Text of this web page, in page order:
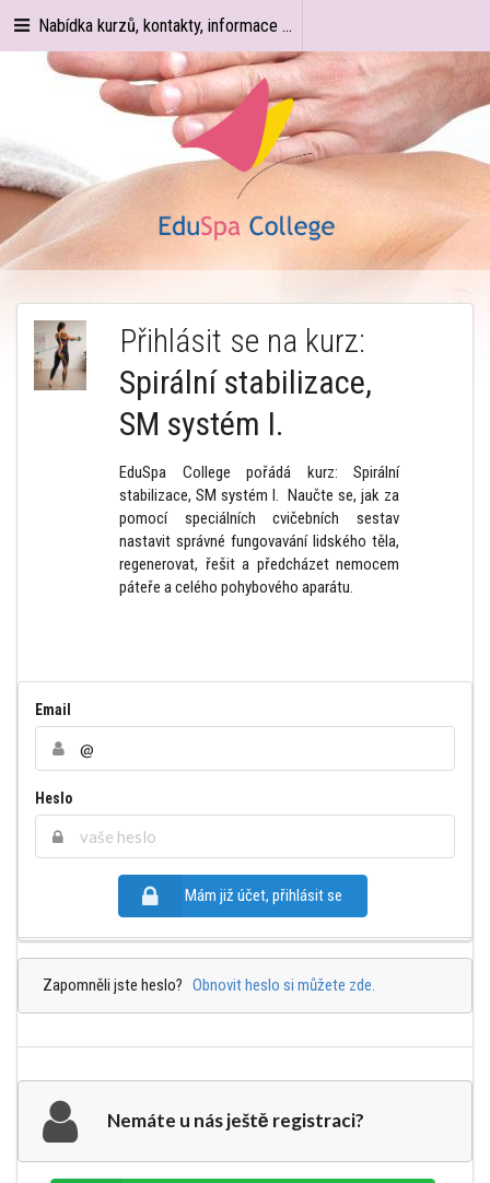
Nabídka kurzů, kontakty, informace ...
Přihlásit se na kurz:
Spirální stabilizace,
SM systém I.
EduSpa College pořádá kurz: Spirální
stabilizace, SM systém I. Naučte se, jak za
pomocí speciálních cvičebních sestav
nastavit správné fungovavání lidského těla,
regenerovat, řešit a předcházet nemocem
páteře a celého pohybového aparátu.
Email
Heslo
Mám již účet, přihlásit se
Zapomněli jste heslo? Obnovit heslo si můžete zde.
Nemáte u nás ještě registraci?